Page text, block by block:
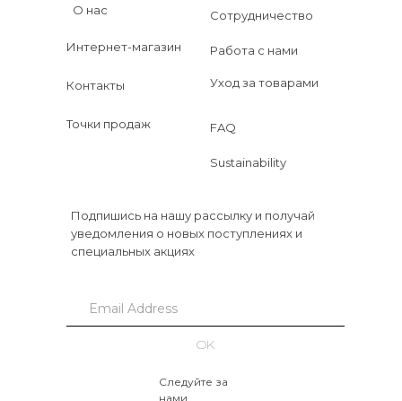
Уход за товарами
Контакты
Подпишись на нашу рассылку и получай
уведомления о новых поступлениях и
специальных акциях
Следуйте за
нами
О нас
FAQ
Sustainability
Сотрудничество
Работа с нами
Точки продаж
Интернет-магазин
OK